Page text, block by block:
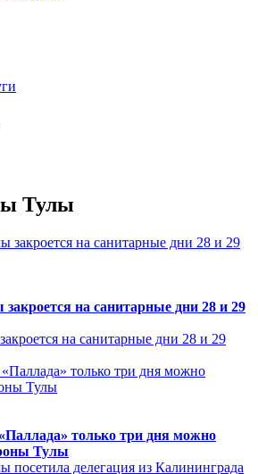
Тулы
на санитарные дни 28 и 29
на санитарные дни 28 и 29
только три дня можно
Тулы